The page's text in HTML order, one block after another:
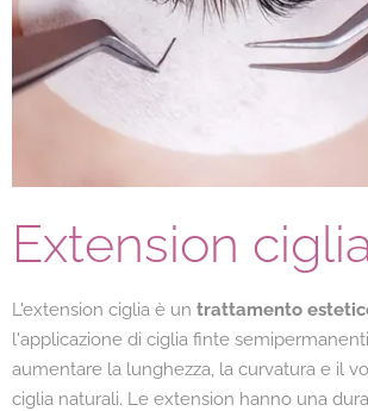
Extension
L'extension ciglia è un trattamento
l'applicazione di ciglia finte
aumentare la lunghezza, la curvatura e il
ciglia naturali. Le extension hanno una